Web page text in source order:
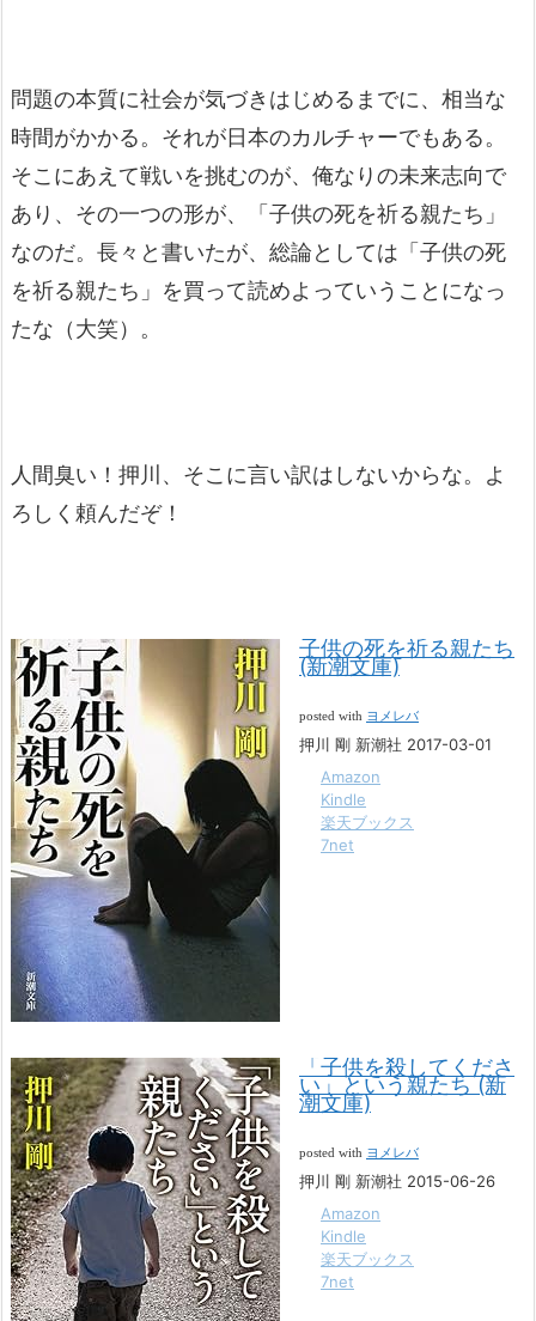
問題の本質に社会が気づきはじめるまでに、相当な
時間がかかる。それが日本のカルチャーでもある。
そこにあえて戦いを挑むのが、俺なりの未来志向で
あり、その一つの形が、「子供の死を祈る親たち」
なのだ。長々と書いたが、総論としては「子供の死
を祈る親たち」を買って読めよっていうことになっ
たな（大笑）。
人間臭い！押川、そこに言い訳はしないからな。よ
ろしく頼んだぞ！
子供の死を祈る親たち
(新潮文庫)
posted with ヨメレバ
押川 剛 新潮社 2017-03-01
Amazon
Kindle
楽天ブックス
7net
「子供を殺してくださ
い」という親たち (新
潮文庫)
posted with ヨメレバ
押川 剛 新潮社 2015-06-26
Amazon
Kindle
楽天ブックス
7net